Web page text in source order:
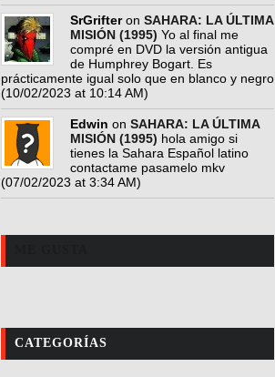
SrGrifteron SAHARA: LA ÚLTIMA
MISIÓN (1995) Yo al final me
compré en DVD la versión antigua
de Humphrey Bogart. Es
prácticamente igual solo que en blanco y negro
(10/02/2023 at 10:14 AM)
Edwin on SAHARA: LA ÚLTIMA
MISIÓN (1995) hola amigo si
tienes la Sahara Español latino
contactame pasamelo mkv
(07/02/2023 at 3:34 AM)
CATEGORÍAS